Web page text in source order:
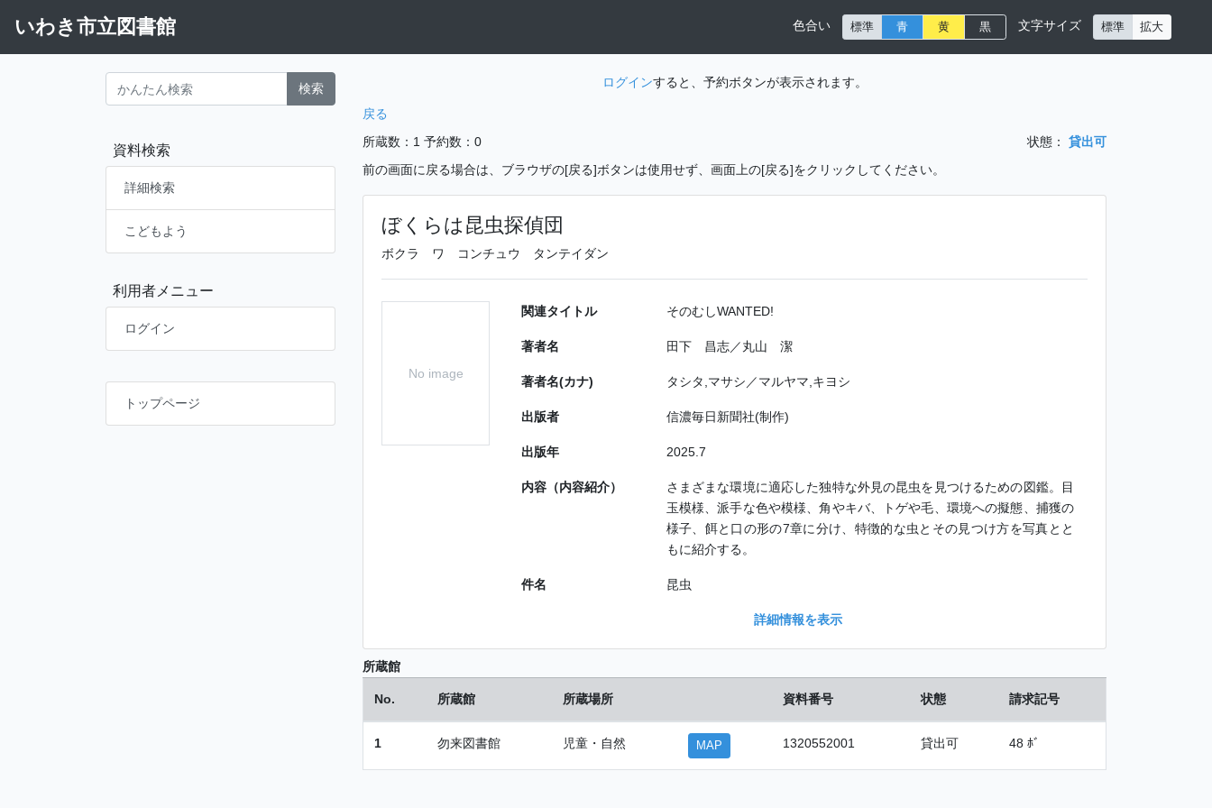
いわき市立図書館 色合い 標準 青 黄 黒 文字サイズ 標準 拡大
検索
資料検索
詳細検索
こどもよう
利用者メニュー
ログイン
トップページ
ログインすると、予約ボタンが表示されます。
戻る
所蔵数：1 予約数：0 状態：
貸出可
前の画面に戻る場合は、ブラウザの[戻る]ボタンは使用せず、画面上の[戻る]をクリックしてください。
ぼくらは昆虫探偵団
ボクラ ワ コンチュウ タンテイダン
No image
関連タイトル そのむしWANTED!
著者名 田下 昌志／丸山 潔
著者名(カナ) タシタ,マサシ／マルヤマ,キヨシ
出版者 信濃毎日新聞社(制作)
出版年 2025.7
内容（内容紹介）
さまざまな環境に適応した独特な外見の昆虫を見つけるための図鑑。目
玉模様、派手な色や模様、角やキバ、トゲや毛、環境への擬態、捕獲の
様子、餌と口の形の7章に分け、特徴的な虫とその見つけ方を写真とと
もに紹介する。
件名 昆虫
詳細情報を表示
所蔵館
No. 所蔵館 所蔵場所 資料番号 状態 請求記号
1 勿来図書館 児童・自然 MAP 1320552001 貸出可 48 ﾎﾞ